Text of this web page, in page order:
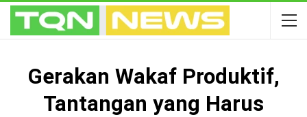
Gerakan Wakaf Produktif,
Tantangan yang Harus